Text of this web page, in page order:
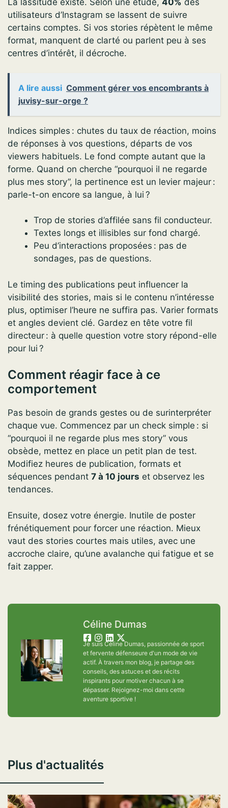
La lassitude existe. Selon une étude, 40% des
utilisateurs d’Instagram se lassent de suivre
certains comptes. Si vos stories répètent le même
format, manquent de clarté ou parlent peu à ses
centres d’intérêt, il décroche.
A lire aussi Comment gérer vos encombrants à
juvisy-sur-orge ?
Indices simples : chutes du taux de réaction, moins
de réponses à vos questions, départs de vos
viewers habituels. Le fond compte autant que la
forme. Quand on cherche “pourquoi il ne regarde
plus mes story”, la pertinence est un levier majeur :
parle-t-on encore sa langue, à lui ?
Trop de stories d’affilée sans fil conducteur.
Textes longs et illisibles sur fond chargé.
Peu d’interactions proposées : pas de
sondages, pas de questions.
Le timing des publications peut influencer la
visibilité des stories, mais si le contenu n’intéresse
plus, optimiser l’heure ne suffira pas. Varier formats
et angles devient clé. Gardez en tête votre fil
directeur : à quelle question votre story répond-elle
pour lui ?
Comment réagir face à ce
comportement
Pas besoin de grands gestes ou de surinterpréter
chaque vue. Commencez par un check simple : si
“pourquoi il ne regarde plus mes story” vous
obsède, mettez en place un petit plan de test.
Modifiez heures de publication, formats et
séquences pendant 7 à 10 jours et observez les
tendances.
Ensuite, dosez votre énergie. Inutile de poster
frénétiquement pour forcer une réaction. Mieux
vaut des stories courtes mais utiles, avec une
accroche claire, qu’une avalanche qui fatigue et se
fait zapper.
Céline Dumas
Je suis Céline Dumas, passionnée de sport
et fervente défenseure d'un mode de vie
actif. À travers mon blog, je partage des
conseils, des astuces et des récits
inspirants pour motiver chacun à se
dépasser. Rejoignez-moi dans cette
aventure sportive !
Plus d'actualités